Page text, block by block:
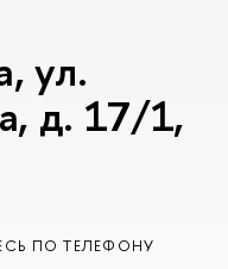
ул.
д. 17/1,
ПО ТЕЛЕФОНУ